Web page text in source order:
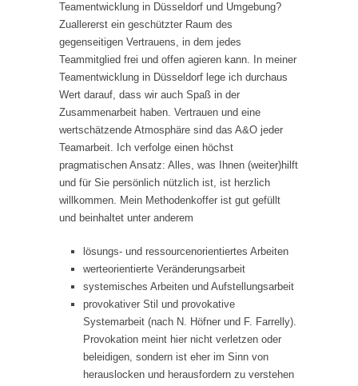
Teamentwicklung in Düsseldorf und Umgebung?
Zuallererst ein geschützter Raum des
gegenseitigen Vertrauens, in dem jedes
Teammitglied frei und offen agieren kann. In meiner
Teamentwicklung in Düsseldorf lege ich durchaus
Wert darauf, dass wir auch Spaß in der
Zusammenarbeit haben. Vertrauen und eine
wertschätzende Atmosphäre sind das A&O jeder
Teamarbeit. Ich verfolge einen höchst
pragmatischen Ansatz: Alles, was Ihnen (weiter)hilft
und für Sie persönlich nützlich ist, ist herzlich
willkommen. Mein Methodenkoffer ist gut gefüllt
und beinhaltet unter anderem
lösungs- und ressourcenorientiertes Arbeiten
werteorientierte Veränderungsarbeit
systemisches Arbeiten und Aufstellungsarbeit
provokativer Stil und provokative
Systemarbeit (nach N. Höfner und F. Farrelly).
Provokation meint hier nicht verletzen oder
beleidigen, sondern ist eher im Sinn von
herauslocken und herausfordern zu verstehen